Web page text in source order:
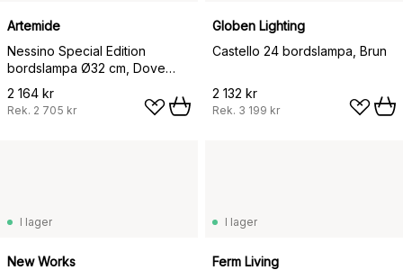
Artemide
Nessino Special Edition
bordslampa Ø32 cm, Dove
blue
2 164 kr
Rek. 2 705 kr
Globen Lighting
Castello 24 bordslampa, Brun
2 132 kr
Rek. 3 199 kr
I lager
New Works
I lager
Ferm Living